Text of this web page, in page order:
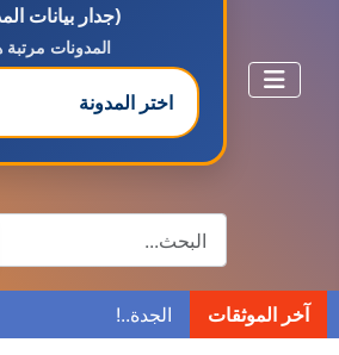
(جدار بيانات
المدونات مرتبة
اختر المدونة
مدونة ابراهيم البراعم
عاملة
البحث
آخر الموثقات